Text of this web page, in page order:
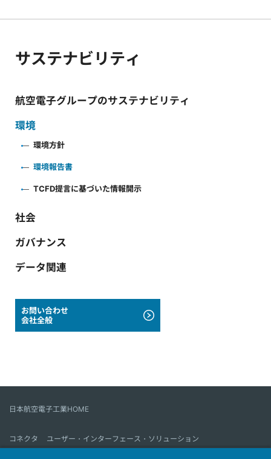
サステナビリティ
航空電子グループのサステナビリティ
環境
環境方針
環境報告書
TCFD提言に基づいた情報開示
社会
ガバナンス
データ関連
お問い合わせ
会社全般
日本航空電子工業HOME
コネクタ
ユーザー・インターフェース・ソリューション